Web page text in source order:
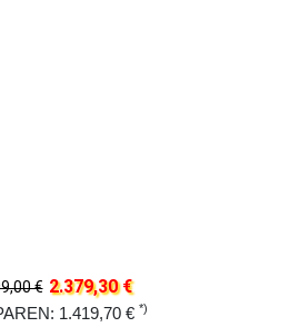
€ 2.379,30 €
1.419,70 € *)